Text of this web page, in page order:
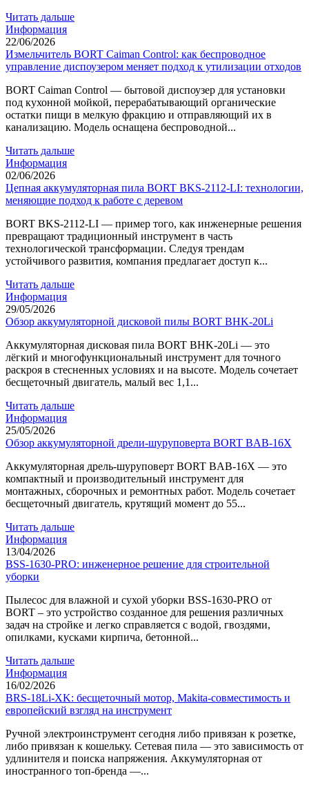
Читать дальше
Информация
22/06/2026
Измельчитель BORT Caiman Control: как беспроводное
управление диспоузером меняет подход к утилизации отходов
BORT Caiman Control — бытовой диспоузер для установки
под кухонной мойкой, перерабатывающий органические
остатки пищи в мелкую фракцию и отправляющий их в
канализацию. Модель оснащена беспроводной...
Читать дальше
Информация
02/06/2026
Цепная аккумуляторная пила BORT BKS-2112-LI: технологии,
меняющие подход к работе с деревом
BORT BKS-2112-LI — пример того, как инженерные решения
превращают традиционный инструмент в часть
технологической трансформации. Следуя трендам
устойчивого развития, компания предлагает доступ к...
Читать дальше
Информация
29/05/2026
Обзор аккумуляторной дисковой пилы BORT BHK-20Li
Аккумуляторная дисковая пила BORT BHK-20Li — это
лёгкий и многофункциональный инструмент для точного
раскроя в стесненных условиях и на высоте. Модель сочетает
бесщеточный двигатель, малый вес 1,1...
Читать дальше
Информация
25/05/2026
Обзор аккумуляторной дрели-шуруповерта BORT BAB-16X
Аккумуляторная дрель-шуруповерт BORT BAB-16X — это
компактный и производительный инструмент для
монтажных, сборочных и ремонтных работ. Модель сочетает
бесщеточный двигатель, крутящий момент до 55...
Читать дальше
Информация
13/04/2026
BSS-1630-PRO: инженерное решение для строительной
уборки
Пылесос для влажной и сухой уборки BSS-1630-PRO от
BORT – это устройство созданное для решения различных
задач на стройке и легко справляется с водой, гвоздями,
опилками, кусками кирпича, бетонной...
Читать дальше
Информация
16/02/2026
BRS-18Li-XK: бесщеточный мотор, Makita-совместимость и
европейский взгляд на инструмент
Ручной электроинструмент сегодня либо привязан к розетке,
либо привязан к кошельку. Сетевая пила — это зависимость от
удлинителя и поиска напряжения. Аккумуляторная от
иностранного топ-бренда —...